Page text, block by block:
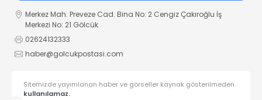
Merkez Mah. Preveze Cad. Bina No: 2 Cengiz Çakıroğlu İş
Merkezi No: 21 Gölcük
02624132333
haber@golcukpostasi.com
Sitemizde yayımlanan haber ve görseller kaynak gösterilmeden
kullanılamaz.